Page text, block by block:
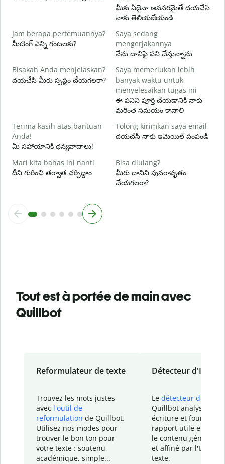
మీకు ఏదైనా అవసరమైతే దయచేసి
నాకు తెలియజేయండి
Jam berapa pertemuannya?
మీటింగ్ ఎన్ని గంటలకు?
Saya sedang
mengerjakannya
నేను దానిపై పని చేస్తున్నాను
Bisakah Anda menjelaskan?
దయచేసి మీరు స్పష్టం చేయగలరా?
Saya memerlukan lebih
banyak waktu untuk
menyelesaikan tugas ini
ఈ పనిని పూర్తి చేయడానికి నాకు
మరింత సమయం కావాలి
Terima kasih atas bantuan
Anda!
మీ సహాయానికి ధన్యవాదాలు!
Tolong kirimkan saya email
దయచేసి నాకు ఇమెయిల్ పంపండి
Mari kita bahas ini nanti
దీని గురించి తర్వాత చర్చిద్దాం
Bisa diulang?
మీరు దానిని పునరావృతం
చేయగలరా?
Tout est à portée de main avec
Quillbot
Reformulateur de texte
Trouvez les mots justes
avec l'outil de
reformulation de Quillbot.
Utilisez nos modes pour
trouver le bon ton pour
votre texte : soutenu,
académique, simple...
Détecteur d'IA
Le détecteur d'IA
Quillbot analyse votre
écriture et fournit un
rapport utile et
le contenu généré
et affiné par l'IA
texte.